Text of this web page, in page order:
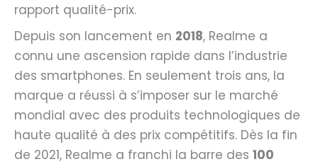
rapport qualité-prix.
Depuis son lancement en 2018, Realme a
connu une ascension rapide dans l’industrie
des smartphones. En seulement trois ans, la
marque a réussi à s’imposer sur le marché
mondial avec des produits technologiques de
haute qualité à des prix compétitifs. Dès la fin
de 2021, Realme a franchi la barre des 100